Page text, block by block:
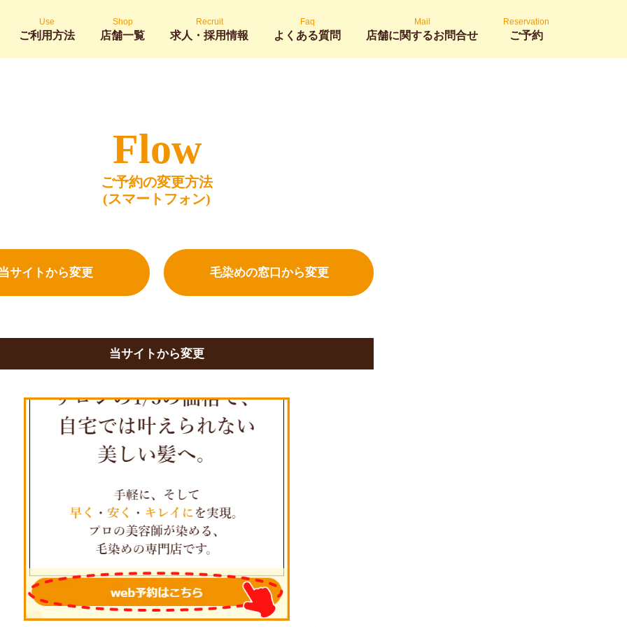
Use
ご利用方法
Shop
店舗一覧
Recruit
求人・採用情報
Faq
よくある質問
Mail
店舗に関するお問合せ
Reservation
ご予約
Flow
ご予約の変更方法
(スマートフォン)
サイトから変更 毛染めの窓口から変更
当サイトから変更